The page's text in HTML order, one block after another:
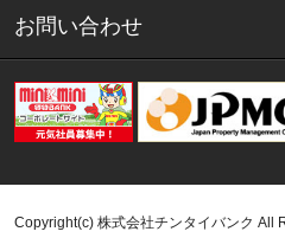
お問い合わせ
Copyright(c) 株式会社チンタイバンク All